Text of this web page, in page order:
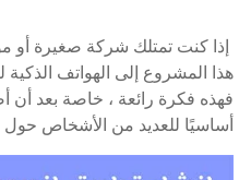
إذا كنت تمتلك شركة صغيرة
هذا المشروع إلى الهواتف
فهذه فكرة رائعة ، خاصة بعد أن
أساسيًا للعديد من الأشخاص حول